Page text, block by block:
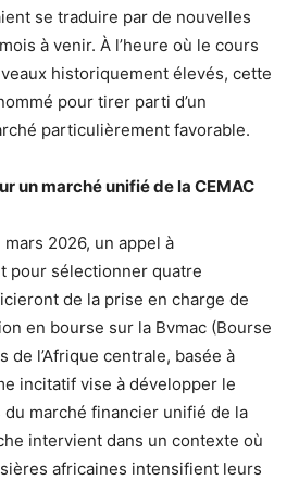
se traduire par de nouvelles
à venir. À l’heure où le cours
historiquement élevés, cette
pour tirer parti d’un
particulièrement favorable.
un marché unifié de la CEMAC
mars 2026, un appel à
pour sélectionner quatre
de la prise en charge de
en bourse sur la Bvmac (Bourse
de l’Afrique centrale, basée à
incitatif vise à développer le
marché financier unifié de la
intervient dans un contexte où
africaines intensifient leurs